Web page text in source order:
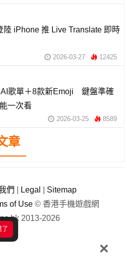
了
×
陸 iPhone 推 Live Translate 即時
2026-03-27 12425
AI歌單＋8款新Emoji 鍵盤準確
一次看
2026-03-25 8589
章
們 Legal
Sitemap
of Use © 香港手機遊戲網
2013-2026